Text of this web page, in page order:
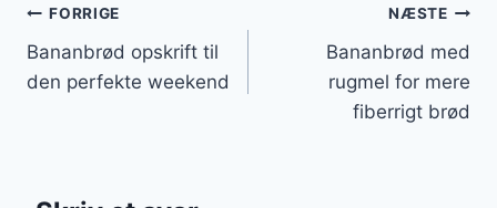
Indlægsnavigation
FORRIGE
Bananbrød opskrift til
den perfekte weekend
NÆSTE
Bananbrød med
rugmel for mere
fiberrigt brød